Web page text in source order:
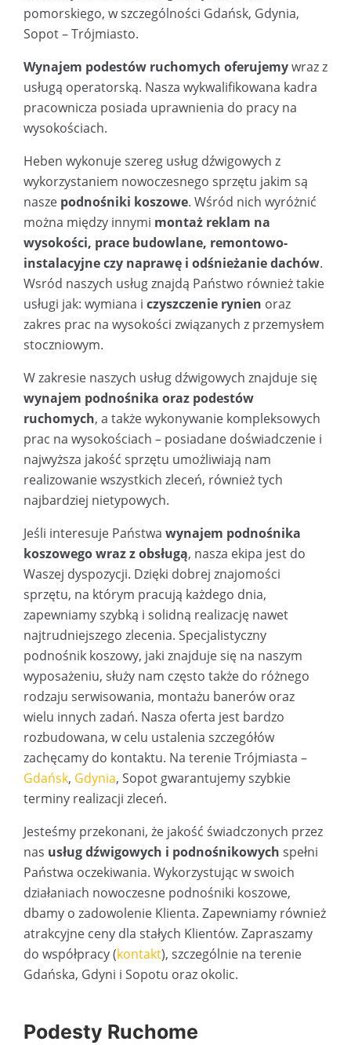
pomorskiego, w szczególności Gdańsk, Gdynia,
Sopot – Trójmiasto.
Wynajem podestów ruchomych oferujemywraz z
usługą operatorską. Nasza wykwalifikowana kadra
pracownicza posiada uprawnienia do pracy na
wysokościach.
Heben wykonuje szereg usług dźwigowych z
wykorzystaniem nowoczesnego sprzętu jakim są
nasze podnośniki koszowe. Wśród nich wyróżnić
można między innymi montaż reklam na
wysokości, prace budowlane, remontowo-
instalacyjne czy naprawę i odśnieżanie dachów.
Wsród naszych usług znajdą Państwo również takie
usługi jak: wymiana i czyszczenie rynien oraz
zakres prac na wysokości związanych z przemysłem
stoczniowym.
W zakresie naszych usług dźwigowych znajduje się
wynajem podnośnika oraz podestów
ruchomych, a także wykonywanie kompleksowych
prac na wysokościach – posiadane doświadczenie i
najwyższa jakość sprzętu umożliwiają nam
realizowanie wszystkich zleceń, również tych
najbardziej nietypowych.
Jeśli interesuje Państwa wynajem podnośnika
koszowego wraz z obsługą, nasza ekipa jest do
Waszej dyspozycji. Dzięki dobrej znajomości
sprzętu, na którym pracują każdego dnia,
zapewniamy szybką i solidną realizację nawet
najtrudniejszego zlecenia. Specjalistyczny
podnośnik koszowy, jaki znajduje się na naszym
wyposażeniu, służy nam często także do różnego
rodzaju serwisowania, montażu banerów oraz
wielu innych zadań. Nasza oferta jest bardzo
rozbudowana, w celu ustalenia szczegółów
zachęcamy do kontaktu. Na terenie Trójmiasta –
Gdańsk, Gdynia, Sopot gwarantujemy szybkie
terminy realizacji zleceń.
Jesteśmy przekonani, że jakość świadczonych przez
nas usług dźwigowych i podnośnikowych spełni
Państwa oczekiwania. Wykorzystując w swoich
działaniach nowoczesne podnośniki koszowe,
dbamy o zadowolenie Klienta. Zapewniamy również
atrakcyjne ceny dla stałych Klientów. Zapraszamy
do współpracy (kontakt), szczególnie na terenie
Gdańska, Gdyni i Sopotu oraz okolic.
Podesty Ruchome